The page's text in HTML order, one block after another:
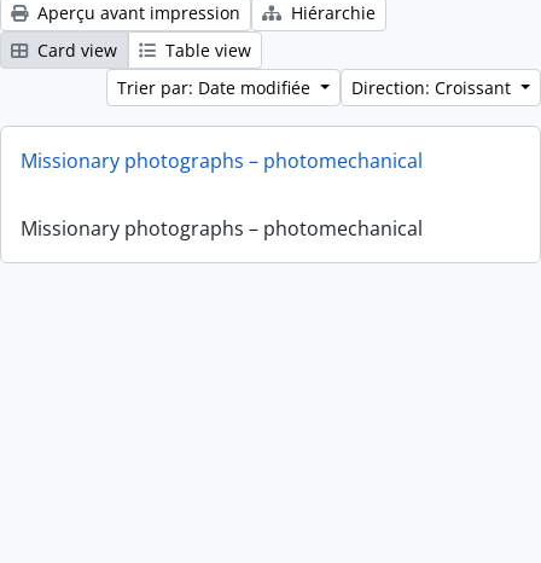
Aperçu avant impression
Hiérarchie
Card view
Table view
Trier par: Date modifiée
Direction: Croissant
Missionary photographs – photomechanical
Missionary photographs – photomechanical